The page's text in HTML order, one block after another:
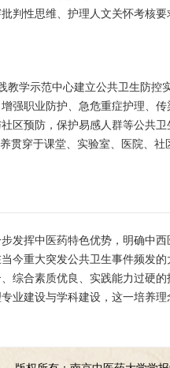
判性思维、护理人文关怀考核
学示范中心建立公共卫生防控
强职业防护、急危重症护理、
区预防，保护易感人群等公共
穿于课堂、实验室、医院、社
发挥中医药特色优势，明确中
今重大突发公共卫生事件频发
综合素质优良、实践能力过硬
业建设与学科建设，这一培养理